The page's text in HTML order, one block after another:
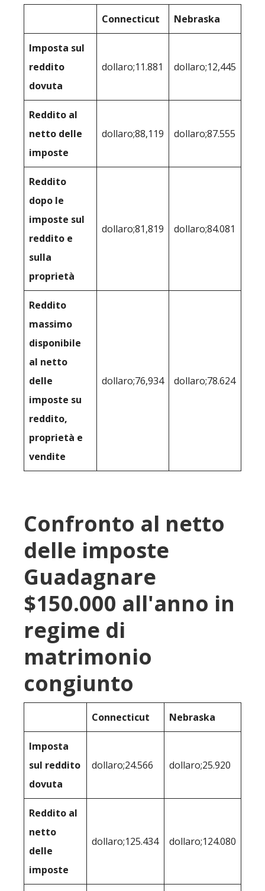
Connecticut Nebraska
Imposta sul
reddito
dovuta
dollaro;11.881 dollaro;12,445
Reddito al
netto delle
imposte
dollaro;88,119 dollaro;87.555
Reddito
dopo le
imposte sul
reddito e
sulla
proprietà
dollaro;81,819 dollaro;84.081
Reddito
massimo
disponibile
al netto
delle
imposte su
reddito,
proprietà e
vendite
dollaro;76,934 dollaro;78.624
Confronto al netto
delle imposte
Guadagnare
$150.000 all'anno in
regime di
matrimonio
congiunto
Connecticut Nebraska
Imposta
sul reddito
dovuta
dollaro;24.566 dollaro;25.920
Reddito al
netto
delle
imposte
dollaro;125.434 dollaro;124.080